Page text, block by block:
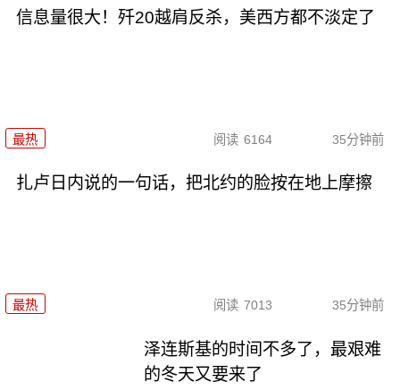
信息量很大！歼20越肩反杀，美西方都不淡定了
最热 阅读 6164 35分钟前
扎卢日内说的一句话，把北约的脸按在地上摩擦
最热 阅读 7013 35分钟前
泽连斯基的时间不多了，最艰难
的冬天又要来了